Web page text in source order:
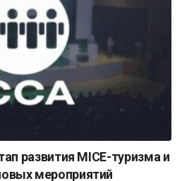
развития MICE-туризма и
мероприятий